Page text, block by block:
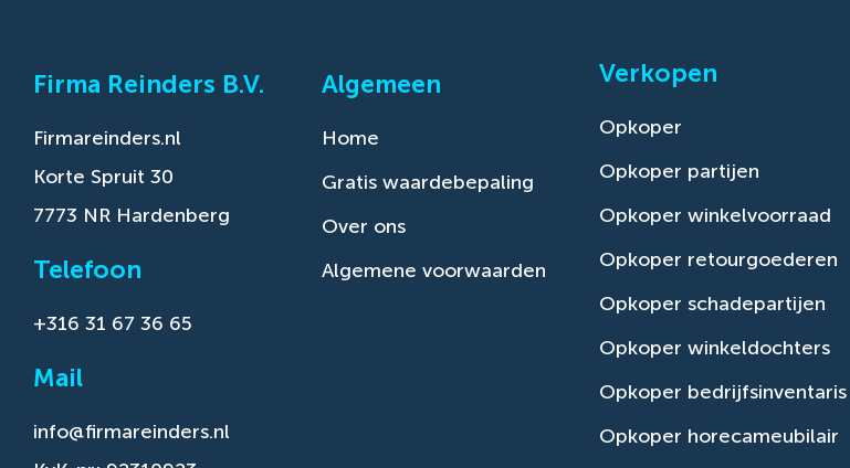
Firma Reinders B.V.
Firmareinders.nl
Korte Spruit 30
7773 NR Hardenberg
Telefoon
+316 31 67 36 65
Mail
info@firmareinders.nl
Algemeen
Home
Gratis waardebepaling
Over ons
Algemene voorwaarden
Verkopen
Opkoper
Opkoper partijen
Opkoper winkelvoorraad
Opkoper retourgoederen
Opkoper schadepartijen
Opkoper winkeldochters
Opkoper bedrijfsinventaris
Opkoper horecameubilair